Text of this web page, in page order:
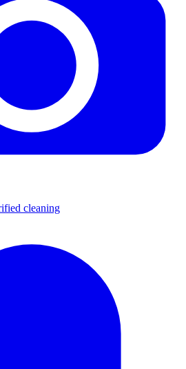
cleaning